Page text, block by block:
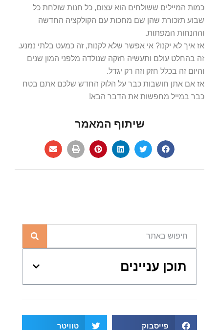
כמות המיילים ששולחים הוא עצום, כל חנות שולחת כל
שבוע תזכורת שהן שם מחכות עם הקולקציה החדשה
וההנחות המפתות.
אז איך לא יקנו? אי אפשר שלא לקנות, זה כמעט בלתי נמנע.
זה בהחלט עולם ותעשיה חזקה שנולדה מלפני המון שנים
והיום זה בכלל חזק וזה רק יגדל.
אז אם אתן חושבות כבר על הלוק החדש שלכם אתם בטח
כבר במייל מחפשות את הדבר הבא!
שיתוף המאמר
תוכן עניינים
פייסבוק טוויטר